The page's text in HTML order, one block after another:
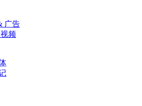
广告
频